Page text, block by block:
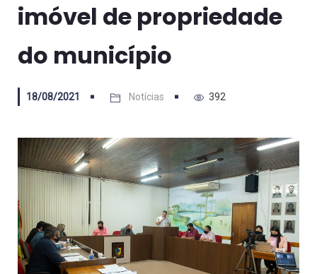
imóvel de propriedade
do município
18/08/2021 Notícias 392